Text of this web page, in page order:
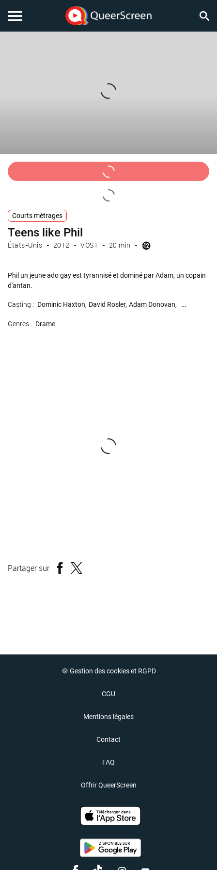
Courts métrages
Teens like Phil
États-Unis 2012 VOST 20 min
Phil un jeune ado gay est tyrannisé et dominé par Adam, un copain
d'antan.
Casting : Dominic Haxton David Rosler Adam Donovan Jake
Genres : Drame
Partager sur
🍪 Gestion des cookies et RGPD
CGU
Mentions légales
Contact
FAQ
Offrir QueerScreen